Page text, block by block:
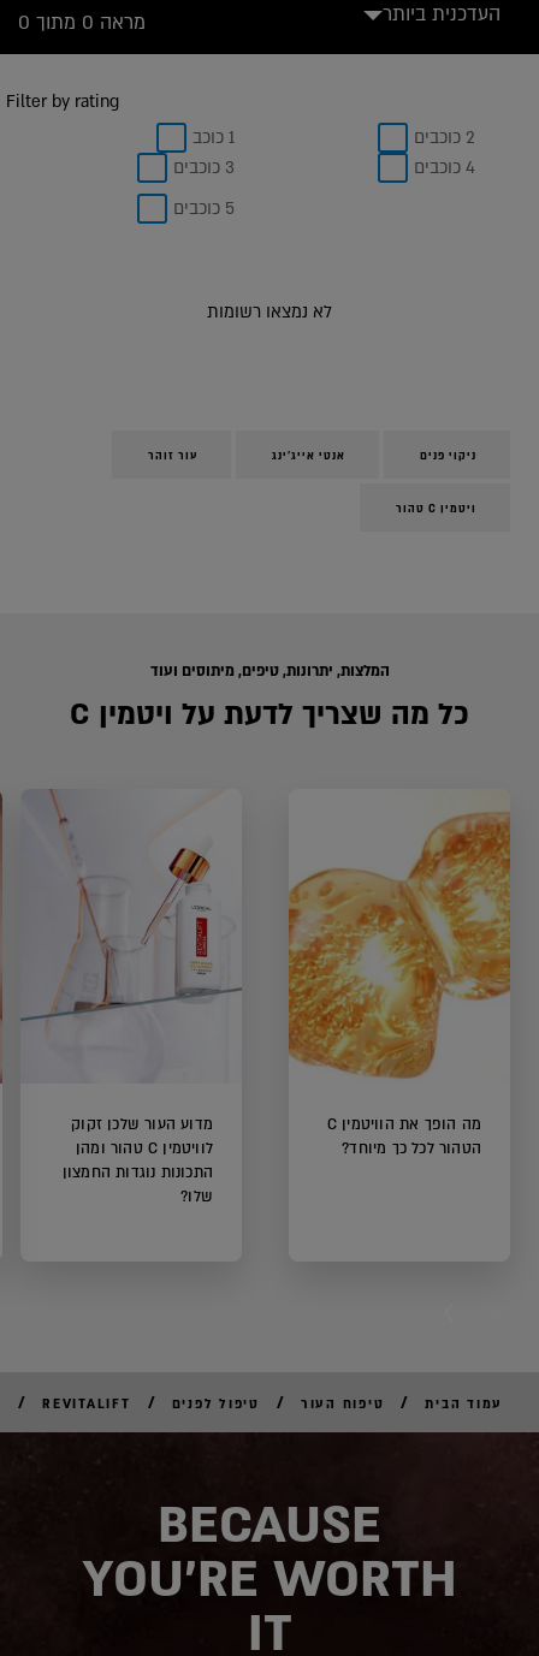
מראה 0 מתוך 0 העדכנית ביותר
Filter by rating
1 כוכב
2 כוכבים
3 כוכבים
4 כוכבים
5 כוכבים
לא נמצאו רשומות
ניקוי פנים אנטי אייג'ינג עור זוהר
ויטמין C טהור
כל מה שצריך לדעת על ויטמין C
המלצות, יתרונות, טיפים, מיתוסים ועוד
מה הופך את הוויטמין C
הטהור לכל כך מיוחד?
מדוע העור שלכן זקוק
לוויטמין C טהור ומהן
התכונות נוגדות החמצון
שלו?
עמוד הבית / טיפוח העור / טיפול לפנים /
REVITALIFT
/
BECAUSE
YOU'RE WORTH
IT